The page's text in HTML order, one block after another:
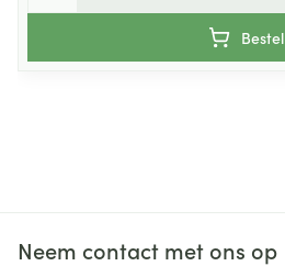
Bestel
Neem contact met ons op